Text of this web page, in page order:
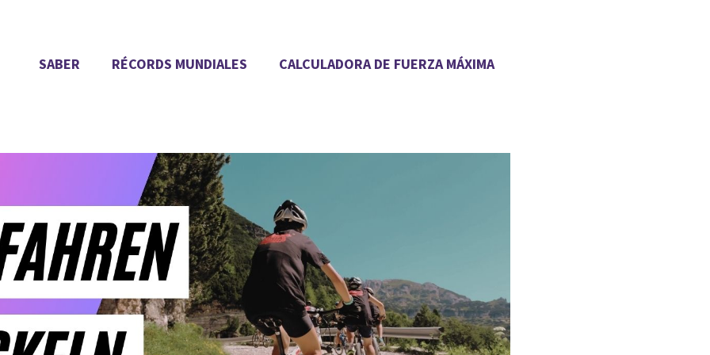
SABER RÉCORDS MUNDIALES CALCULADORA DE FUERZA MÁXIMA